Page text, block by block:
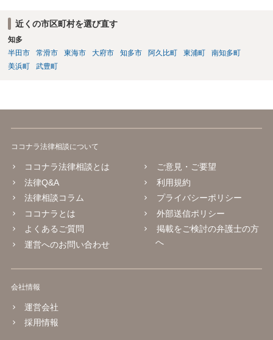
近くの市区町村を選び直す
知多
半田市
常滑市 東海市 大府市 知多市 阿久比町 東浦町
南知多町
美浜町
武豊町
ココナラ法律相談について
ココナラ法律相談とは
法律Q&A
法律相談コラム
ココナラとは
よくあるご質問
運営へのお問い合わせ
ご意見・ご要望
利用規約
プライバシーポリシー
外部送信ポリシー
掲載をご検討の弁護士の方
へ
会社情報
運営会社
採用情報